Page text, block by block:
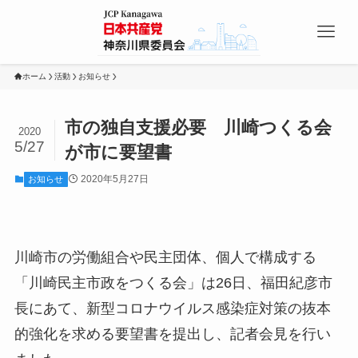
ホーム 活動 お知らせ
市の独自支援必要 川崎つくる会
が市に要望書
2020
5/27
お知らせ 2020年5月27日
川崎市の労働組合や民主団体、個人で構成する
「川崎民主市政をつくる会」は26日、福田紀彦市
長にあて、新型コロナウイルス感染症対策の抜本
的強化を求める要望書を提出し、記者会見を行い